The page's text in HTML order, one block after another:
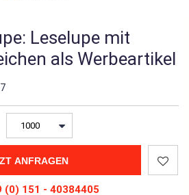
Leselupe mit
als Werbeartikel
ANFRAGEN
(0) 151 - 40384405